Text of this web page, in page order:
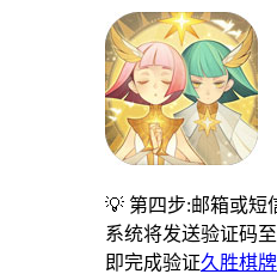
💡 第四步:邮箱或短
系统将发送验证码
即完成验证久胜棋